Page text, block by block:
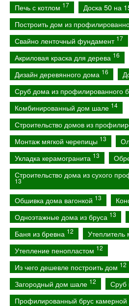
Печь с котлом 17 Доска 50 на
Построить дом из
Свайно ленточный фундамент 17
Акриловая краска для дерева 16
Дизайн деревянного дома 16
Сруб дома из профилированного
Комбинированный дом шале 14
Строительство домов из
Монтаж мягкой черепицы 13
Укладка керамогранита 13
Строительство дома из сухого
13
Обшивка дома вагонкой 13
Одноэтажные дома из бруса 13
Баня из бревна 12 Утеплитель
Утепление пенопластом 12
Из чего дешевле построить дом 12
Загородный дом шале 12 Сруб
Профилированный брус камерной